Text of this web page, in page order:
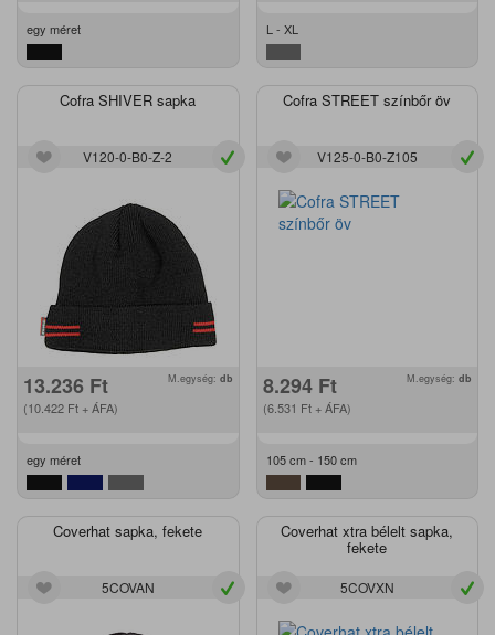
egy méret L - XL
Cofra SHIVER sapka
V120-0-B0-Z-2
13.236 Ft
(10.422 Ft + ÁFA)
M.egység: db
egy méret
Cofra STREET színbőr öv
V125-0-B0-Z105
8.294 Ft
(6.531 Ft+ ÁFA)
M.egység: db
105 cm - 150 cm
Coverhat sapka, fekete
5COVAN
Coverhat xtra bélelt sapka,
fekete
5COVXN